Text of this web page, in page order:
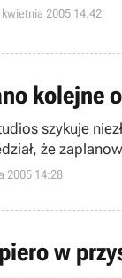
kwietnia 2005 14:42
kolejne
szykuje
że
2005 14:28
w